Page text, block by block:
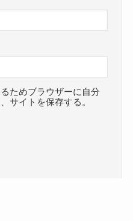
ためブラウザーに自分
サイトを保存する。